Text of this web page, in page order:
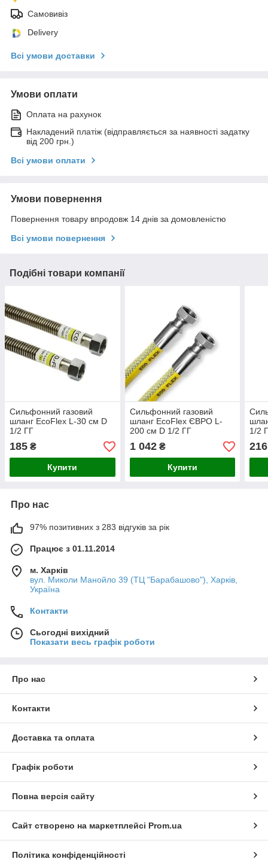
Самовивіз
Delivery
Всі умови доставки
Умови оплати
Оплата на рахунок
Накладений платіж (відправляється за наявності задатку
від 200 грн.)
Всі умови оплати
Умови повернення
Повернення товару впродовж 14 днів за домовленістю
Всі умови повернення
Подібні товари компанії
Сильфонний газовий
шланг EcoFlex L-30 см D
1/2 ГГ
185 ₴
Купити
Сильфонний газовий
шланг EcoFlex ЄВРО L-
200 см D 1/2 ГГ
1 042₴
Купити
1/2
216
Про нас
97% позитивних з 283 відгуків за рік
Працює з 01.11.2014
м. Харків
вул. Миколи Манойло 39 (ТЦ "Барабашово"), Харків,
Україна
Контакти
Сьогодні вихідний
Показати весь графік роботи
Про нас
Контакти
Доставка та оплата
Графік роботи
Повна версія сайту
Сайт створено на маркетплейсі Prom.ua
Політика конфіденційності